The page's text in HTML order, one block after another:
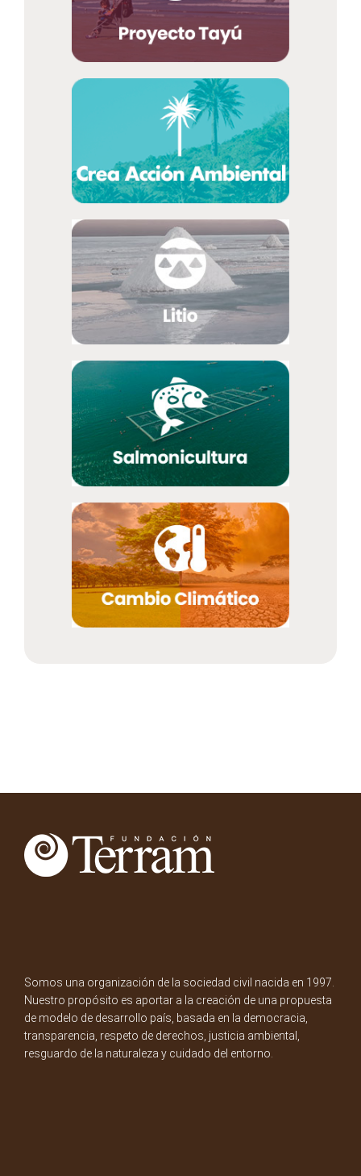
Somos una organización de la sociedad civil nacida en 1997.
Nuestro propósito es aportar a la creación de una propuesta
de modelo de desarrollo país, basada en la democracia,
transparencia, respeto de derechos, justicia ambiental,
resguardo de la naturaleza y cuidado del entorno.